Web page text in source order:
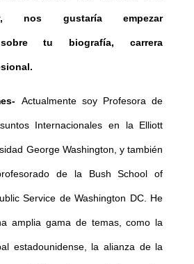
nos gustaría empezar
sobre tu biografía, carrera
Actualmente soy Profesora de
Internacionales en la Elliott
George Washington, y también
de la Bush School of
Service de Washington DC. He
amplia gama de temas, como la
estadounidense, la alianza de la